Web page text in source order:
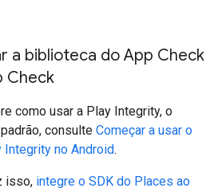
a biblioteca do App Check
Check
como usar a Play Integrity, o
consulte Começar a usar o
Integrity no Android.
isso, integre o SDK do Places ao